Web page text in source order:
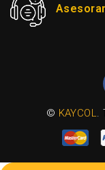
© KAYCOL.